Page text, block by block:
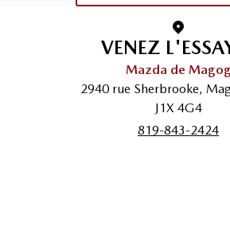
VENEZ
Mazda de Magog
2940 rue Sherbrooke,
J1X 4G4
819-843-2424